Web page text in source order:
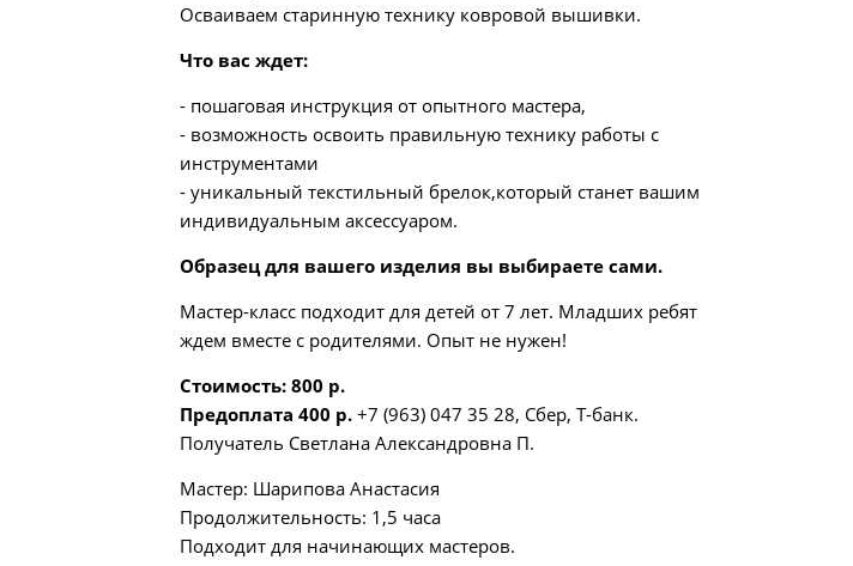
Осваиваем старинную технику ковровой вышивки.
Что вас ждет:
- пошаговая инструкция от опытного мастера,
- возможность освоить правильную технику работы с
инструментами
- уникальный текстильный брелок,который станет вашим
индивидуальным аксессуаром.
Образец для вашего изделия вы выбираете сами.
Мастер-класс подходит для детей от 7 лет. Младших ребят
ждем вместе с родителями. Опыт не нужен!
Стоимость: 800 р.
Предоплата 400 р. +7 (963) 047 35 28, Сбер, Т-банк.
Получатель Светлана Александровна П.
Мастер: Шарипова Анастасия
Продолжительность: 1,5 часа
Подходит для начинающих мастеров.